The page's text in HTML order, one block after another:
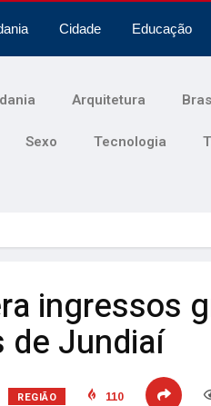
Cidade Educação
Arquitetura
Sexo Tecnologia
ingressos
de Jundiaí
REGIÃO 110